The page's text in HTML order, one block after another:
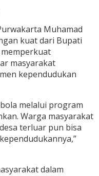
Muhamad
kuat dari Bupati
masyarakat
kependudukan
melalui program
Warga masyarakat
terluar pun bisa
dalam